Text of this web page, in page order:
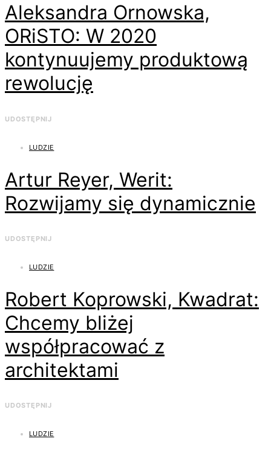
Aleksandra Ornowska,
ORiSTO: W 2020
kontynuujemy produktową
rewolucję
UDOSTĘPNIJ
LUDZIE
Artur Reyer, Werit:
Rozwijamy się dynamicznie
UDOSTĘPNIJ
LUDZIE
Robert Koprowski, Kwadrat:
Chcemy bliżej
współpracować z
architektami
UDOSTĘPNIJ
LUDZIE